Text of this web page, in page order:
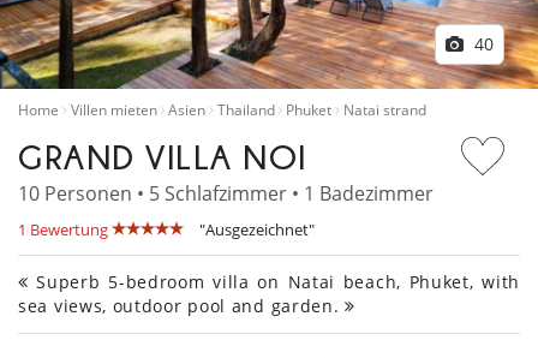
40
Home Villen mieten Asien Thailand Phuket Natai strand
GRAND VILLA NOI
10 Personen • 5 Schlafzimmer • 1 Badezimmer
1 Bewertung "Ausgezeichnet"
Superb 5-bedroom villa on Natai beach, Phuket, with
sea views, outdoor pool and garden.